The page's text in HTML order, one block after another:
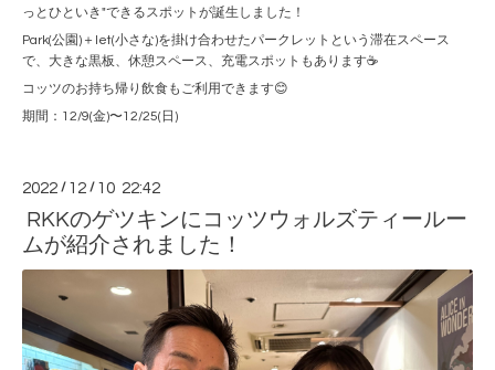
っとひといき"できるスポットが誕生しました！
Park(公園)＋let(小さな)を掛け合わせたパークレットという滞在スペース
で、大きな黒板、休憩スペース、充電スポットもあります☕️
コッツのお持ち帰り飲食もご利用できます😊
期間：12/9(金)〜12/25(日)
2022 / 12 / 10 22:42
RKKのゲツキンにコッツウォルズティールー
ムが紹介されました！